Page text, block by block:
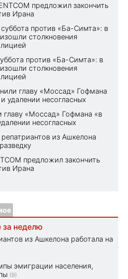
предложил закончить
Ирана
против «Ба-Симта»: в
столкновения
против «Ба-Симта»: в
столкновения
главу «Моссад» Гофмана
удалении несогласных
«Моссад» Гофмана «в
несогласных
из Ашкелона
предложил закончить
Ирана
неделю
из Ашкелона работала на
эмиграции населения,
(9)